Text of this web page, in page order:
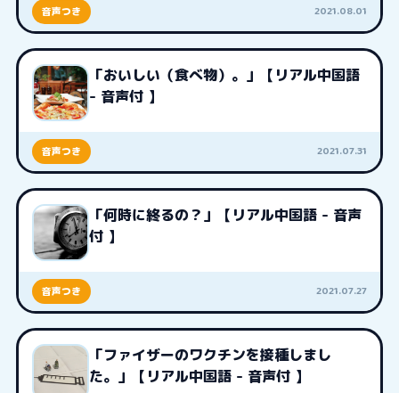
音声つき 2021.08.01
「おいしい（食べ物）。」【リアル中国語
- 音声付 】
音声つき 2021.07.31
「何時に終るの？」【リアル中国語 - 音声
付 】
音声つき 2021.07.27
「ファイザーのワクチンを接種しまし
た。」【リアル中国語 - 音声付 】